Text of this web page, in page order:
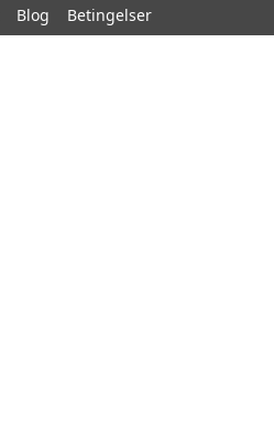
Blog Betingelser